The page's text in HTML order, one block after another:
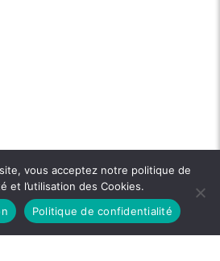
vous acceptez notre politique de
et l’utilisation des Cookies.
Politique de confidentialité